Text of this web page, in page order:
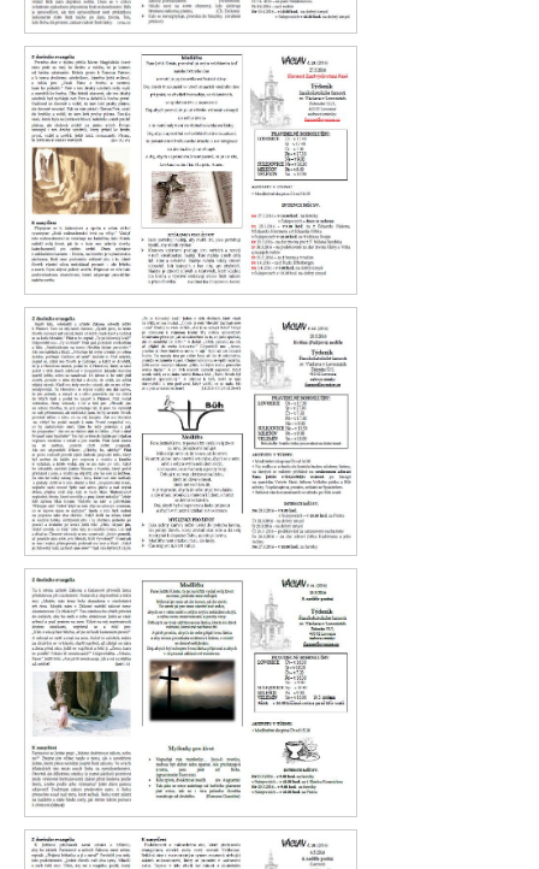
Václav 14. 2016
Václav 13. 2016
Václav 12. 2016
Václav 11. 2016